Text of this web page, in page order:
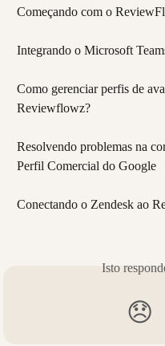
Começando com o
Integrando o Microsoft
Como gerenciar perfis de
Reviewflowz?
Resolvendo problemas na
Perfil Comercial do Google
Conectando o Zendesk ao
Isto
😞